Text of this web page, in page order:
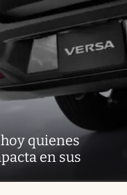
quienes
en sus